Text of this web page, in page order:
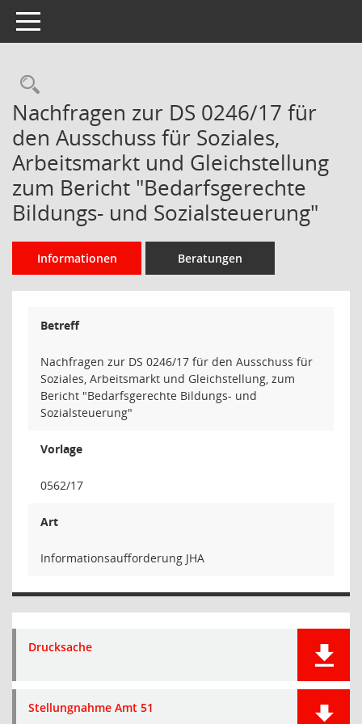
Toggle navigation
Rechercheauswahl
Nachfragen zur DS 0246/17 für
den Ausschuss für Soziales,
Arbeitsmarkt und Gleichstellung
zum Bericht "Bedarfsgerechte
Bildungs- und Sozialsteuerung"
Informationen Beratungen
Betreff
Nachfragen zur DS 0246/17 für den Ausschuss für
Soziales, Arbeitsmarkt und Gleichstellung, zum
Bericht "Bedarfsgerechte Bildungs- und
Sozialsteuerung"
Vorlage
0562/17
Art
Informationsaufforderung JHA
Drucksache
Stellungnahme Amt 51